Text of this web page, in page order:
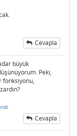
Cevapla
büyük
Peki,
fonksiyonu,
Cevapla